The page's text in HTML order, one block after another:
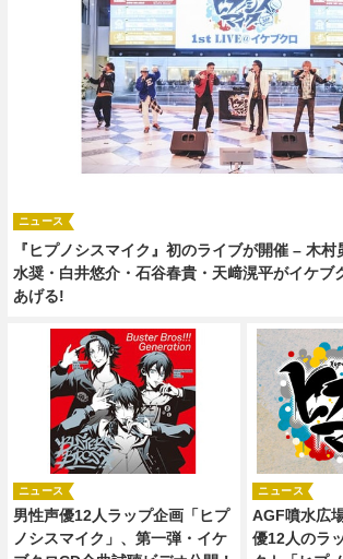
『ヒプノシスマイク』初のライブが開催 – 木
水奨・白井悠介・石谷春貴・天﨑滉平がイケブ
あげる!
ニュース
男性声優12人ラップ企画「ヒプ
ノシスマイク」、第一弾・イケ
ニュース
AGF噴水広
優12人のラ
ニュース